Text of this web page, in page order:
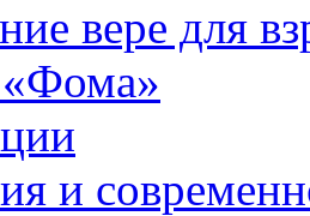
вере для
«Фома»
и